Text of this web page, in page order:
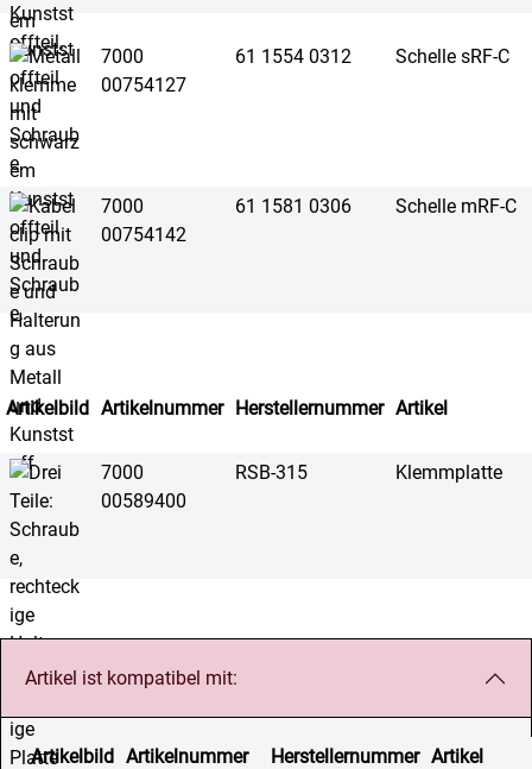
7000
00754127
61 1554 0312 Schelle sRF-C
7000
00754142
61 1581 0306 Schelle mRF-C
Artikelbild Artikelnummer Herstellernummer Artikel
7000
00589400
RSB-315 Klemmplatte
Artikel ist kompatibel mit:
Artikelbild Artikelnummer Herstellernummer Artikel